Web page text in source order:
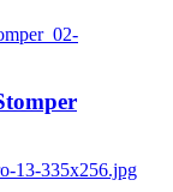
13-335x256.jpg